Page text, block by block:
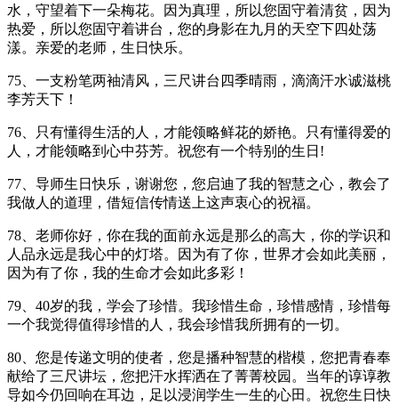
水，守望着下一朵梅花。因为真理，所以您固守着清贫，因为
热爱，所以您固守着讲台，您的身影在九月的天空下四处荡
漾。亲爱的老师，生日快乐。
75、一支粉笔两袖清风，三尺讲台四季晴雨，滴滴汗水诚滋桃
李芳天下！
76、只有懂得生活的人，才能领略鲜花的娇艳。只有懂得爱的
人，才能领略到心中芬芳。祝您有一个特别的生日!
77、导师生日快乐，谢谢您，您启迪了我的智慧之心，教会了
我做人的道理，借短信传情送上这声衷心的祝福。
78、老师你好，你在我的面前永远是那么的高大，你的学识和
人品永远是我心中的灯塔。因为有了你，世界才会如此美丽，
因为有了你，我的生命才会如此多彩！
79、40岁的我，学会了珍惜。我珍惜生命，珍惜感情，珍惜每
一个我觉得值得珍惜的人，我会珍惜我所拥有的一切。
80、您是传递文明的使者，您是播种智慧的楷模，您把青春奉
献给了三尺讲坛，您把汗水挥洒在了菁菁校园。当年的谆谆教
导如今仍回响在耳边，足以浸润学生一生的心田。祝您生日快